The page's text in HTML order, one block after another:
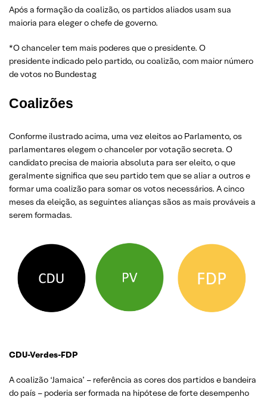
Após a formação da coalizão, os partidos aliados usam sua
maioria para eleger o chefe de governo.
*O chanceler tem mais poderes que o presidente. O
presidente indicado pelo partido, ou coalizão, com maior número
de votos no Bundestag
Coalizões
Conforme ilustrado acima, uma vez eleitos ao Parlamento, os
parlamentares elegem o chanceler por votação secreta. O
candidato precisa de maioria absoluta para ser eleito, o que
geralmente significa que seu partido tem que se aliar a outros e
formar uma coalizão para somar os votos necessários. A cinco
meses da eleição, as seguintes alianças sãos as mais prováveis a
serem formadas.
CDU-Verdes-FDP
A coalizão ‘Jamaica’ – referência as cores dos partidos e bandeira
do país – poderia ser formada na hipótese de forte desempenho